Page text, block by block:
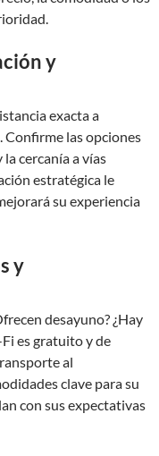
y
exacta a
Confirme las opciones
cercanía a vías
estratégica le
su experiencia
y
desayuno? ¿Hay
es gratuito y de
al
clave para su
con sus expectativas